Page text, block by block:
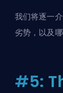
我们将逐一
劣势，以及
#5: